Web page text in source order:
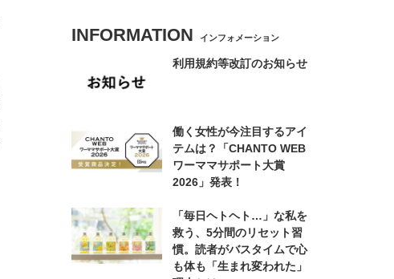
INFORMATION インフォメーション
利用規約等改訂のお知らせ
働く女性が今注目するアイ
テムは？「CHANTO WEB
ワーママサポート大賞
2026」発表！
「毎日ヘトヘト…」な私を
救う、5分間のリセット習
慣。読者がバスタイムで心
も体も「生まれ変われた」